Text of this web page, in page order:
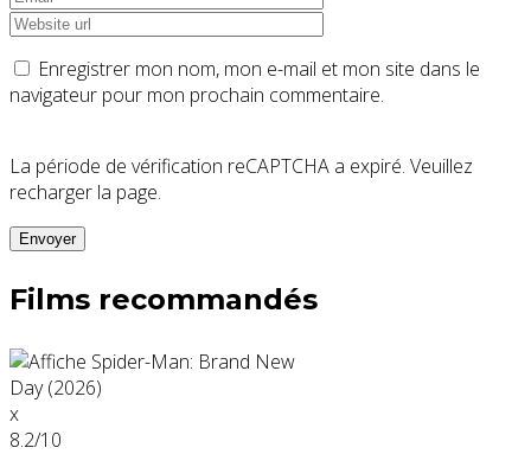
Enregistrer mon nom, mon e-mail et mon site dans le
navigateur pour mon prochain commentaire.
La période de vérification reCAPTCHA a expiré. Veuillez
recharger la page.
Films recommandés
x
8.2/10